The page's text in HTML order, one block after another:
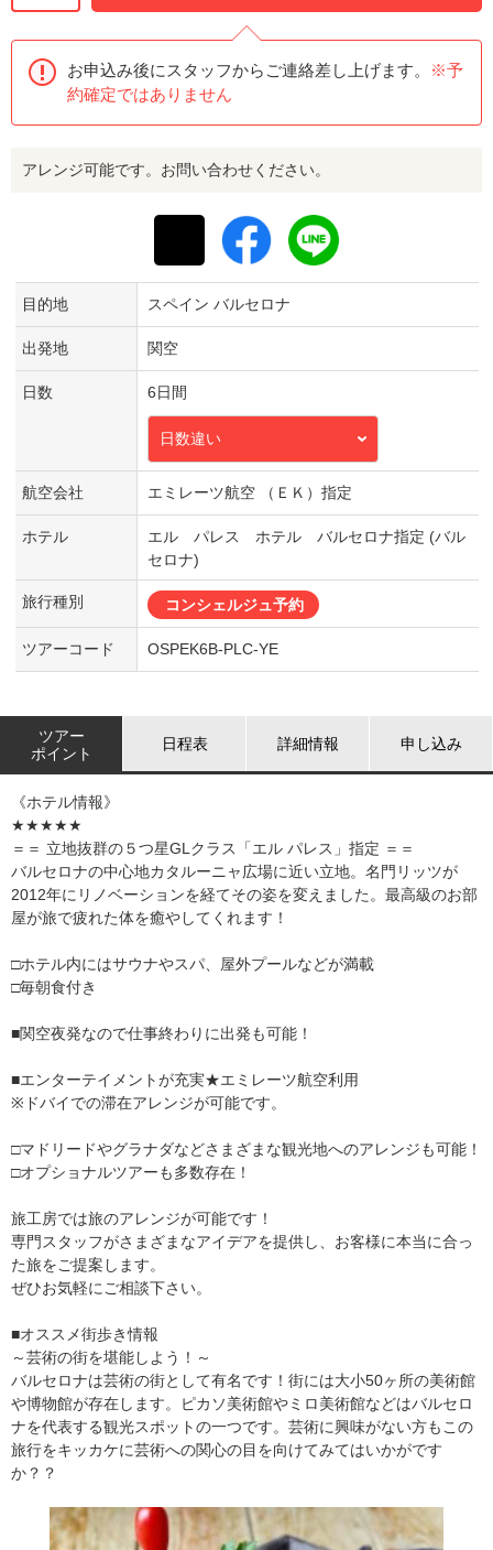
お申込み後にスタッフからご連絡差し上げます。
※予
約確定ではありません
アレンジ可能です。お問い合わせください。
目的地 スペイン バルセロナ
出発地 関空
日数 6日間
日数違い
航空会社 エミレーツ航空 （ＥＫ）指定
ホテル
エル パレス ホテル バルセロナ指定 (バル
セロナ)
旅行種別 コンシェルジュ予約
ツアーコード OSPEK6B-PLC-YE
ツアー
ポイント
日程表 詳細情報 申し込み
《ホテル情報》
★★★★★
＝＝ 立地抜群の５つ星GLクラス「エル パレス」指定 ＝＝
バルセロナの中心地カタルーニャ広場に近い立地。名門リッツが
2012年にリノベーションを経てその姿を変えました。最高級のお部
屋が旅で疲れた体を癒やしてくれます！
□ホテル内にはサウナやスパ、屋外プールなどが満載
□毎朝食付き
■関空夜発なので仕事終わりに出発も可能！
■エンターテイメントが充実★エミレーツ航空利用
※ドバイでの滞在アレンジが可能です。
□マドリードやグラナダなどさまざまな観光地へのアレンジも可能！
□オプショナルツアーも多数存在！
旅工房では旅のアレンジが可能です！
専門スタッフがさまざまなアイデアを提供し、お客様に本当に合っ
た旅をご提案します。
ぜひお気軽にご相談下さい。
■オススメ街歩き情報
～芸術の街を堪能しよう！～
バルセロナは芸術の街として有名です！街には大小50ヶ所の美術館
や博物館が存在します。ピカソ美術館やミロ美術館などはバルセロ
ナを代表する観光スポットの一つです。芸術に興味がない方もこの
旅行をキッカケに芸術への関心の目を向けてみてはいかがです
か？？